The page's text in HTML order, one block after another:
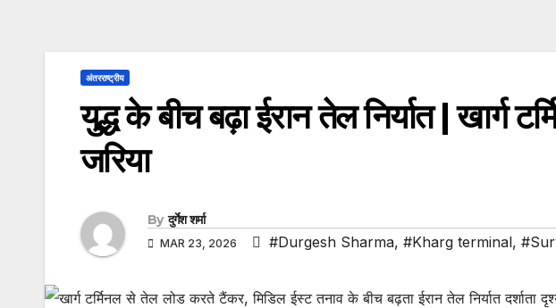
अंतरराष्ट्रीय
युद्ध के बीच बढ़ा ईरान तेल निर्यात | खार्ग
जरिया
By दुर्गेश शर्मा
MAR 23, 2026 #Durgesh Sharma, #Kharg terminal,